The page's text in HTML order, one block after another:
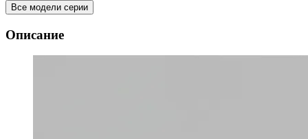
Все модели серии
Описание